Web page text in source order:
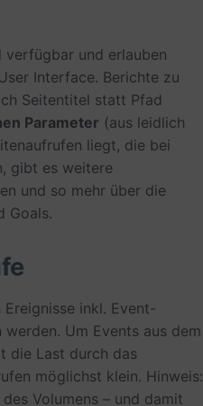
und erlauben
Interface. Berichte zu
Seitentitel statt Pfad
Parameter (aus leidlich
liegt, die bei
gibt es weitere
und so mehr über die
Goals.
inkl. Event-
Um Events aus dem
die Last durch das
möglichst klein. Hinweis:
Volumens – und damit